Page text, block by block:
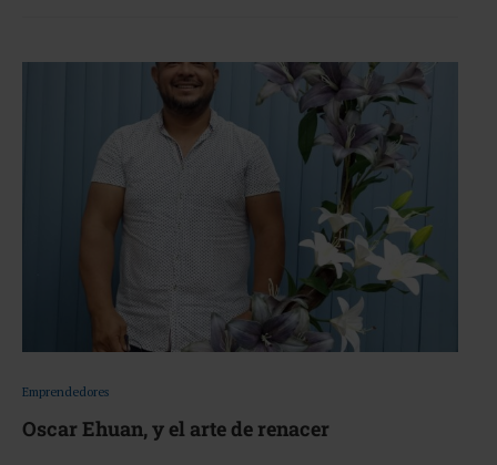
Emprendedores
Oscar Ehuan, y el arte de renacer